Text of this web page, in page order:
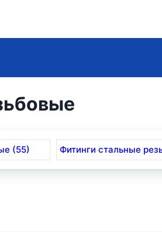
(55) Фитинги стальные